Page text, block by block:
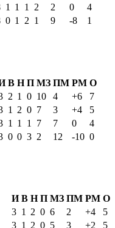
1 1 1 2 2 0
4
0 1 2 1 9 -8
1
В Н П МЗ ПМ РМ О
2 1 0 10 4 +6
7
1 2 0 7 3 +4
5
1 1 1 7 7 0
4
0 0 3 2 12 -10 0
И В Н П МЗ ПМ РМ О
3 1 2 0 6 2 +4
5
3 1 2 0 5 3 +2
5